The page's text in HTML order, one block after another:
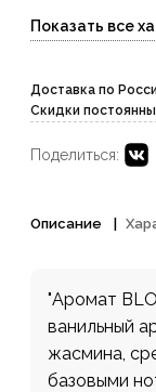
Показать все
Доставка по
Скидки
Поделиться:
Описание
"Аромат
ванильный
жасмина,
базовыми